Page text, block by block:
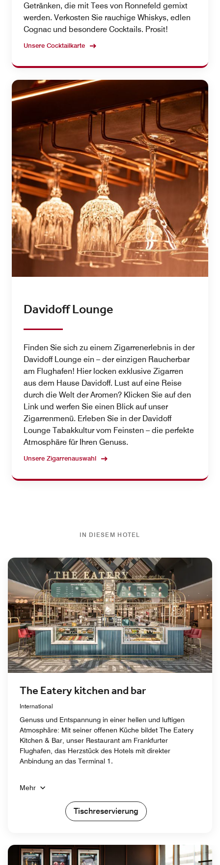
Getränken, die mit Tees von Ronnefeld gemixt
werden. Verkosten Sie rauchige Whiskys, edlen
Cognac und besondere Cocktails. Prosit!
Unsere Cocktailkarte
Davidoff Lounge
Finden Sie sich zu einem Zigarrenerlebnis in der
Davidoff Lounge ein – der einzigen Raucherbar
am Flughafen! Hier locken exklusive Zigarren
aus dem Hause Davidoff. Lust auf eine Reise
durch die Welt der Aromen? Klicken Sie auf den
Link und werfen Sie einen Blick auf unser
Zigarrenmenü. Erleben Sie in der Davidoff
Lounge Tabakkultur vom Feinsten – die perfekte
Atmosphäre für Ihren Genuss.
Unsere Zigarrenauswahl
IN DIESEM HOTEL
The Eatery kitchen and bar
International
Genuss und Entspannung in einer hellen und luftigen
Atmosphäre: Mit seiner offenen Küche bildet The Eatery
Kitchen & Bar, unser Restaurant am Frankfurter
Flughafen, das Herzstück des Hotels mit direkter
Anbindung an das Terminal 1.
Mehr
Tischreservierung